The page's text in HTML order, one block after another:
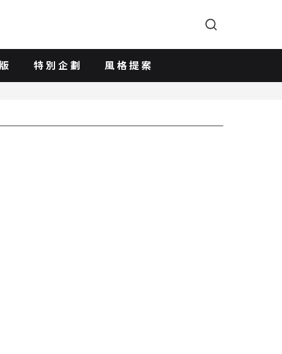
特別企劃 風格提案